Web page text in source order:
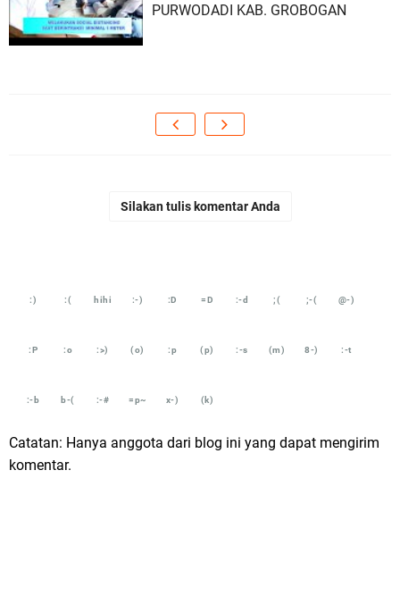
PURWODADI KAB. GROBOGAN
Silakan tulis komentar Anda
:) :( hihi :-) :D =D :-d ;( ;-( @-)
:P :o :>) (o) :p (p) :-s (m) 8-) :-t
:-b b-( :-# =p~ x-) (k)
Catatan: Hanya anggota dari blog ini yang dapat mengirim
komentar.